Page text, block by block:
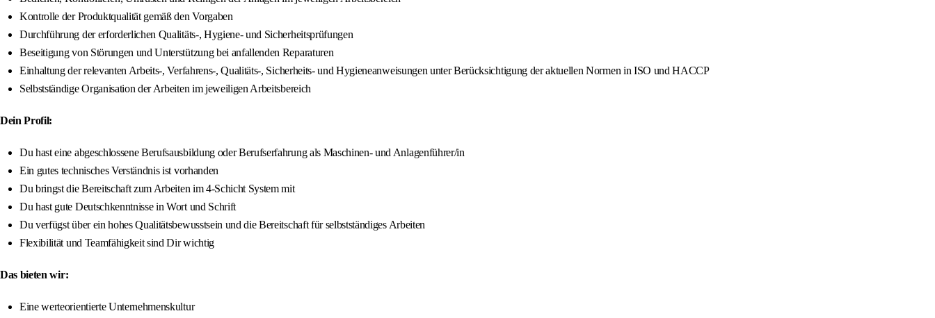
Kontrolle der Produktqualität gemäß den Vorgaben
Durchführung der erforderlichen Qualitäts-, Hygiene- und Sicherheitsprüfungen
Beseitigung von Störungen und Unterstützung bei anfallenden Reparaturen
Einhaltung der relevanten Arbeits-, Verfahrens-, Qualitäts-, Sicherheits- und Hygieneanweisungen unter Berücksichtigung der aktuellen Normen in ISO und HACCP
Selbstständige Organisation der Arbeiten im jeweiligen Arbeitsbereich
Dein Profil:
Du hast eine abgeschlossene Berufsausbildung oder Berufserfahrung als Maschinen- und Anlagenführer/in
Ein gutes technisches Verständnis ist vorhanden
Du bringst die Bereitschaft zum Arbeiten im 4-Schicht System mit
Du hast gute Deutschkenntnisse in Wort und Schrift
Du verfügst über ein hohes Qualitätsbewusstsein und die Bereitschaft für selbstständiges Arbeiten
Flexibilität und Teamfähigkeit sind Dir wichtig
Das bieten wir:
Eine werteorientierte Unternehmenskultur